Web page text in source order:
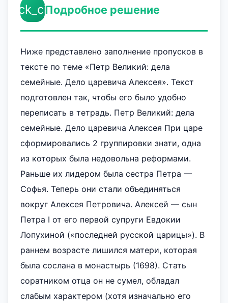
Подробное решение
Ниже представлено заполнение пропусков в
тексте по теме «Петр Великий: дела
семейные. Дело царевича Алексея». Текст
подготовлен так, чтобы его было удобно
переписать в тетрадь. Петр Великий: дела
семейные. Дело царевича Алексея При царе
сформировались 2 группировки знати, одна
из которых была недовольна реформами.
Раньше их лидером была сестра Петра —
Софья. Теперь они стали объединяться
вокруг Алексея Петровича. Алексей — сын
Петра I от его первой супруги Евдокии
Лопухиной («последней русской царицы»). В
раннем возрасте лишился матери, которая
была сослана в монастырь (1698). Стать
соратником отца он не сумел, обладал
слабым характером (хотя изначально его